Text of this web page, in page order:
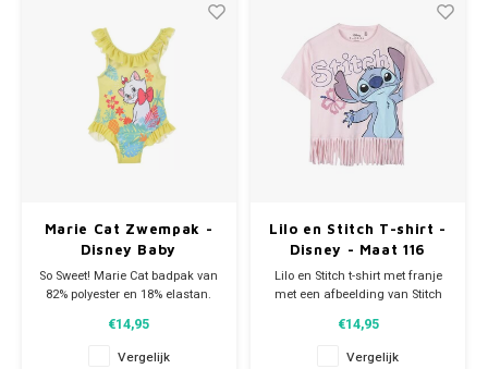
Marie Cat Zwempak -
Disney Baby
So Sweet! Marie Cat badpak van
82% polyester en 18% elastan.
zwempak is in zomers geel.
€14,95
Vergelijk
Lilo en Stitch T-shirt -
Disney - Maat 116
Lilo en Stitch t-shirt met franje
met een afbeelding van Stitch
116. Helemaal trendy de zomer
in!
€14,95
Vergelijk